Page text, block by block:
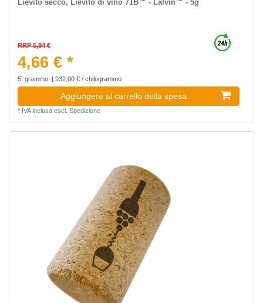
Lievito secco, Lievito di vino 71B™ - Lalvin™ - 5g
RRP 5,94 €
4,66 € *
5 grammo | 932,00 € / chilogrammo
Aggiungere al carrello della spesa
* IVA inclusaescl. Spedizione